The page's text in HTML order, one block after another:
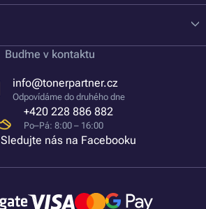
Buďme v kontaktu
info@tonerpartner.cz
Odpovídáme do druhého dne
+420 228 886 882
Po–Pá: 8:00 – 16:00
Sledujte nás na Facebooku